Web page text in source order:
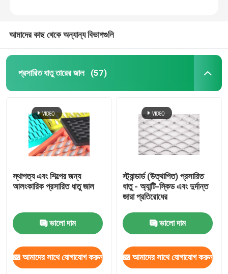
পণ্য
আমাদের সম্বন্ধে
কারখানা পরিদর্শন
আমাদের কাছ থেকে অন্যান্য বিভাগগুলি
প্রসারিত ধাতু তারের জাল (57)
স্থাপত্য এবং শিল্পের জন্য
আলংকারিক প্রসারিত ধাতু জাল
ভালো দাম
আমাদের সাথে যোগাযোগ করুন
স্ট্যান্ডার্ড (উত্থাপিত) প্রসারিত
ধাতু - অ্যান্টি-স্কিড এবং দুর্দান্ত
জারা প্রতিরোধের
ভালো দাম
আমাদের সাথে যোগাযোগ করুন